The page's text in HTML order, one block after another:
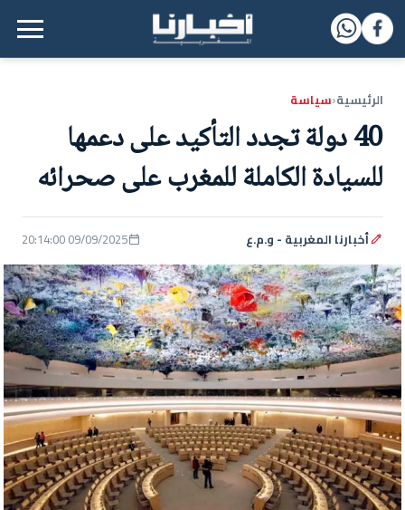
القائمة الرئيسية
الرئيسية‹سياسة
40 دولة تجدد التأكيد على دعمها
للسيادة الكاملة للمغرب على صحرائه
أخبارنا المغربية - و.م.ع 09/09/2025 20:14:00